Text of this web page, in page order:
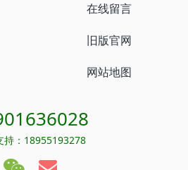
在线留言
旧版官网
网站地图
持：18955193278